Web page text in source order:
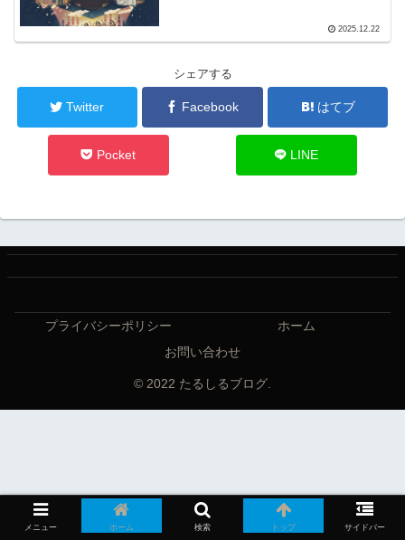
2025.12.22
シェアする
Twitter Facebook はてブ
Pocket LINE
プライバシーポリシー
ホーム
お問い合わせ
© 2022 たるしるブログ.
メニュー ホーム 検索 トップ サイドバー